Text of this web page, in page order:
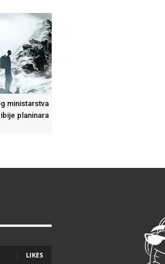
ministarstva
planinara
LIKES